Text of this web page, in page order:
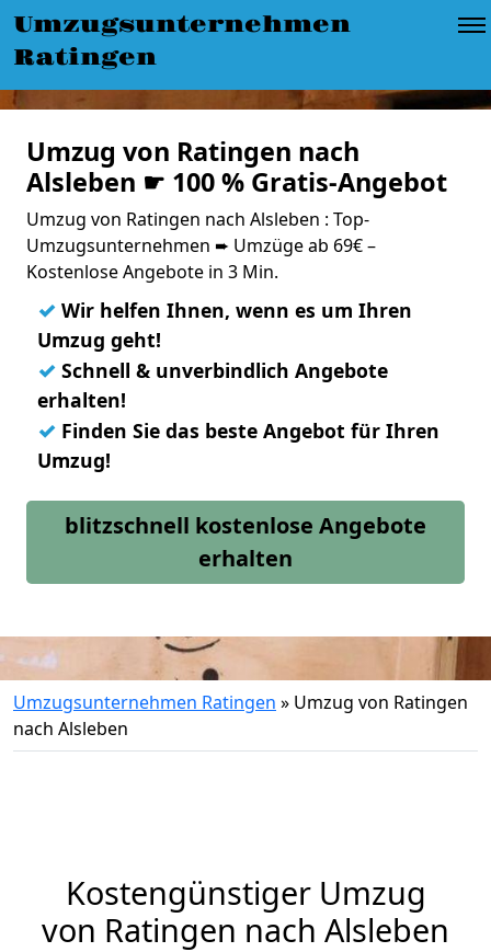
Umzugsunternehmen
Ratingen
Umzug von Ratingen nach
Alsleben ☛ 100 % Gratis-Angebot
Umzug von Ratingen nach Alsleben : Top-
Umzugsunternehmen ➨ Umzüge ab 69€ –
Kostenlose Angebote in 3 Min.
✓ Wir helfen Ihnen, wenn es um Ihren
Umzug geht!
✓ Schnell & unverbindlich Angebote
erhalten!
✓ Finden Sie das beste Angebot für Ihren
Umzug!
blitzschnell kostenlose Angebote
erhalten
Umzugsunternehmen Ratingen » Umzug von Ratingen
nach Alsleben
Kostengünstiger Umzug
von Ratingen nach Alsleben